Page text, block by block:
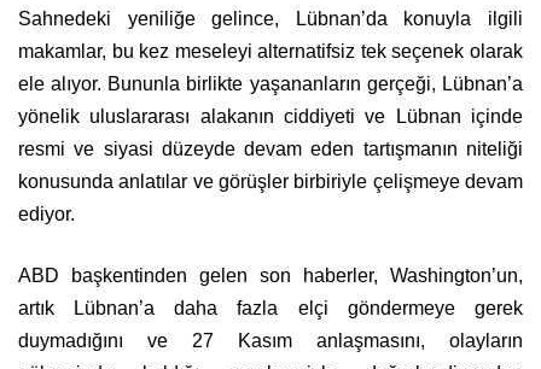
Sahnedeki yeniliğe gelince, Lübnan’da konuyla ilgili
makamlar, bu kez meseleyi alternatifsiz tek seçenek olarak
ele alıyor. Bununla birlikte yaşananların gerçeği, Lübnan’a
yönelik uluslararası alakanın ciddiyeti ve Lübnan içinde
resmi ve siyasi düzeyde devam eden tartışmanın niteliği
konusunda anlatılar ve görüşler birbiriyle çelişmeye devam
ediyor.
ABD başkentinden gelen son haberler, Washington’un,
artık Lübnan’a daha fazla elçi göndermeye gerek
duymadığını ve 27 Kasım anlaşmasını, olayların